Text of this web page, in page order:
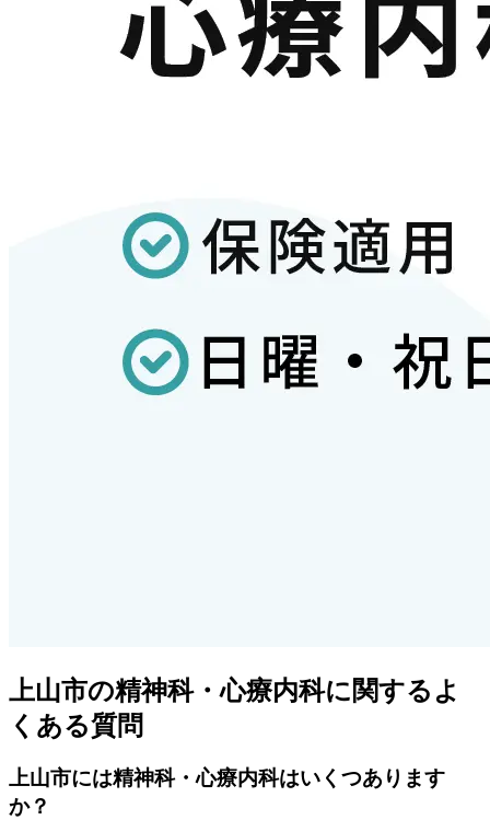
上山市の精神科・心療内科に関するよ
くある質問
上山市には精神科・心療内科はいくつあります
か？